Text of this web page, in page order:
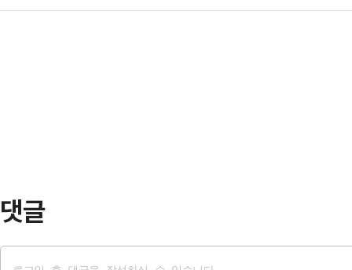
산 모 대학의 부총장이던 지난 2015년 11월 비서 A씨를 상대로 성
댓글